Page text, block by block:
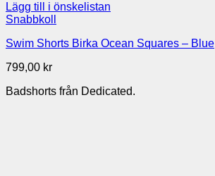
Lägg till i önskelistan
Snabbkoll
Swim Shorts Birka Ocean Squares – Blue
799,00 kr
Badshorts från Dedicated.